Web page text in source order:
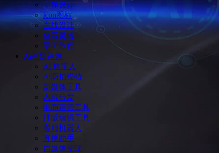
字体设计
icon图标
在线设计
创意灵感
学习教程
Ai新媒运营
Ai 数字人
Ai商拍模特
新媒体工具
内容分发
电商运营工具
排版编辑工具
客服机器人
直播助手
自媒体变现